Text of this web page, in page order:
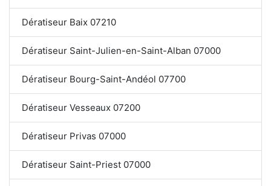
Dératiseur Baix 07210
Dératiseur Saint-Julien-en-Saint-Alban 07000
Dératiseur Bourg-Saint-Andéol 07700
Dératiseur Vesseaux 07200
Dératiseur Privas 07000
Dératiseur Saint-Priest 07000